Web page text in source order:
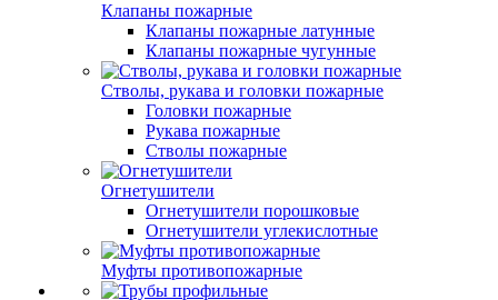
Клапаны пожарные
Клапаны пожарные латунные
Клапаны пожарные чугунные
Стволы, рукава и головки пожарные
Головки пожарные
Рукава пожарные
Стволы пожарные
Огнетушители
Огнетушители порошковые
Огнетушители углекислотные
Муфты противопожарные